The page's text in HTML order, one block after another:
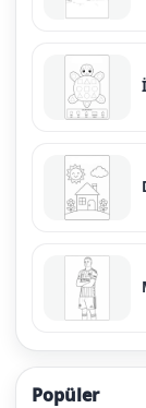
Popüler